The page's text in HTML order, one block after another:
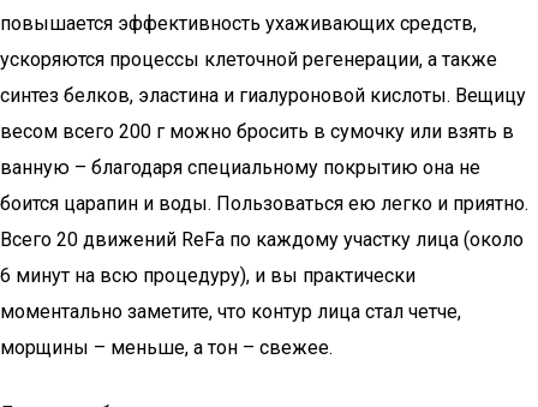
повышается эффективность ухаживающих средств,
ускоряются процессы клеточной регенерации, а также
синтез белков, эластина и гиалуроновой кислоты. Вещицу
весом всего 200 г можно бросить в сумочку или взять в
ванную – благодаря специальному покрытию она не
боится царапин и воды. Пользоваться ею легко и приятно.
Всего 20 движений ReFa по каждому участку лица (около
6 минут на всю процедуру), и вы практически
моментально заметите, что контур лица стал четче,
морщины – меньше, а тон – свежее.